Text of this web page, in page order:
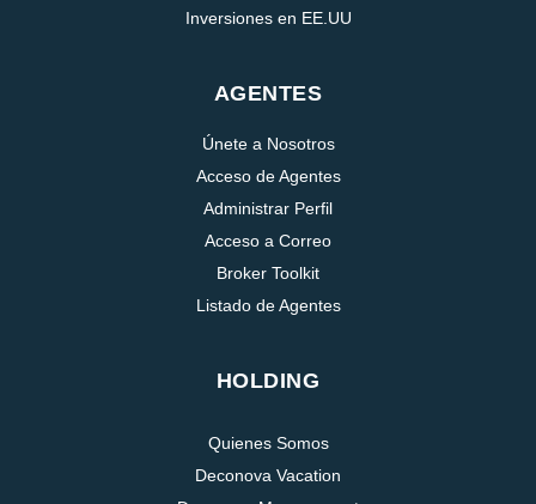
Inversiones en EE.UU
AGENTES
Únete a Nosotros
Acceso de Agentes
Administrar Perfil
Acceso a Correo
Broker Toolkit
Listado de Agentes
HOLDING
Quienes Somos
Deconova Vacation